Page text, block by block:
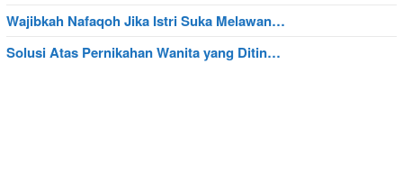
Wajibkah Nafaqoh Jika Istri Suka Melawan…
Solusi Atas Pernikahan Wanita yang Ditin…